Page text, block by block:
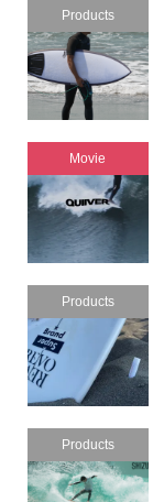
Products
Movie
Products
Products